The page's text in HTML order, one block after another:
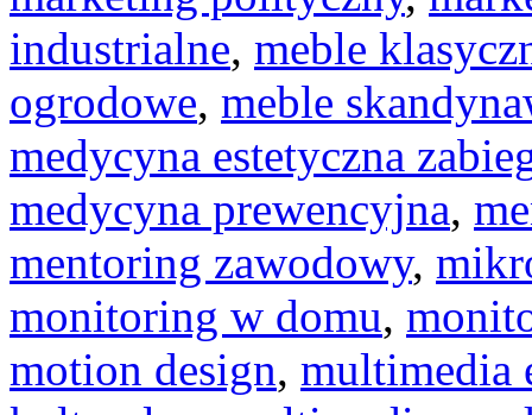
industrialne, meble
ogrodowe, meble
medycyna estetyczna
medycyna prewencyjna,
mentoring zawodowy,
monitoring w domu,
motion design, multimedia